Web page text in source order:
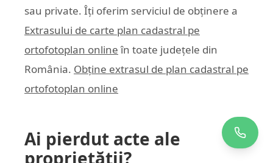
sau private. Îți oferim serviciul de obținere a
Extrasului de carte plan cadastral pe
ortofotoplan online în toate județele din
România. Obține extrasul de plan cadastral pe
ortofotoplan online
Ai pierdut acte ale
proprietății?